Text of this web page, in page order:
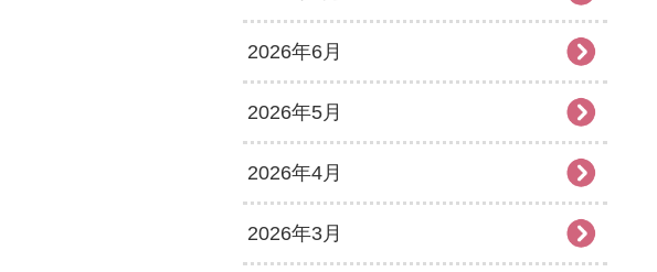
2026年6月
2026年5月
2026年4月
2026年3月